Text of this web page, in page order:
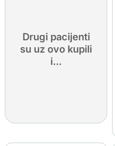
Drugi pacijenti
su uz ovo kupili
i...